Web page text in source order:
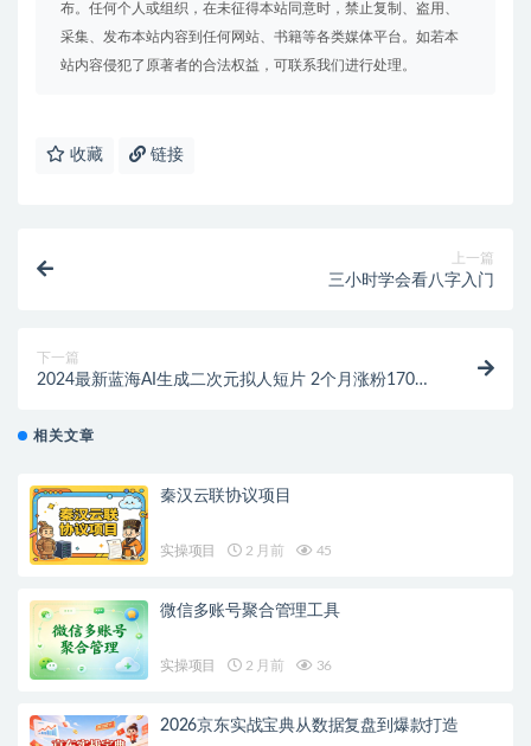
布。任何个人或组织，在未征得本站同意时，禁止复制、盗用、
采集、发布本站内容到任何网站、书籍等各类媒体平台。如若本
站内容侵犯了原著者的合法权益，可联系我们进行处理。
收藏 链接
上一篇
三小时学会看八字入门
下一篇
2024最新蓝海AI生成二次元拟人短片 2个月涨粉170万
相关文章
秦汉云联协议项目
实操项目 2 月前 45
微信多账号聚合管理工具
实操项目 2 月前 36
2026京东实战宝典从数据复盘到爆款打造